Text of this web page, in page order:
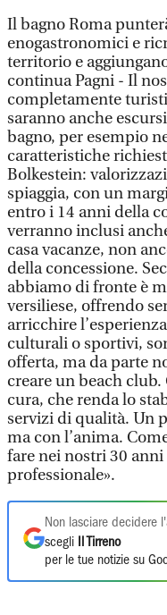
Il bagno Roma
enogastronomici e
territorio e
continua Pagni - Il
completamente
saranno anche
bagno, per esempio
caratteristiche
Bolkestein:
spiaggia, con un
entro i 14 anni della
verranno inclusi
casa vacanze, non
della concessione.
abbiamo di fronte è
versiliese, offrendo
arricchire
culturali o sportivi,
offerta, ma da parte
creare un beach club.
cura, che renda lo
servizi di qualità. Un
ma con l’anima.
fare nei nostri 30
professionale».
Non lasciare decidere
scegli
Il Tirreno
per le tue notizie su